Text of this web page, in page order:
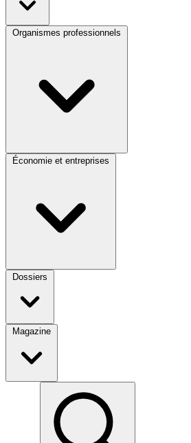
Organismes professionnels
Économie et entreprises
Dossiers
Magazine